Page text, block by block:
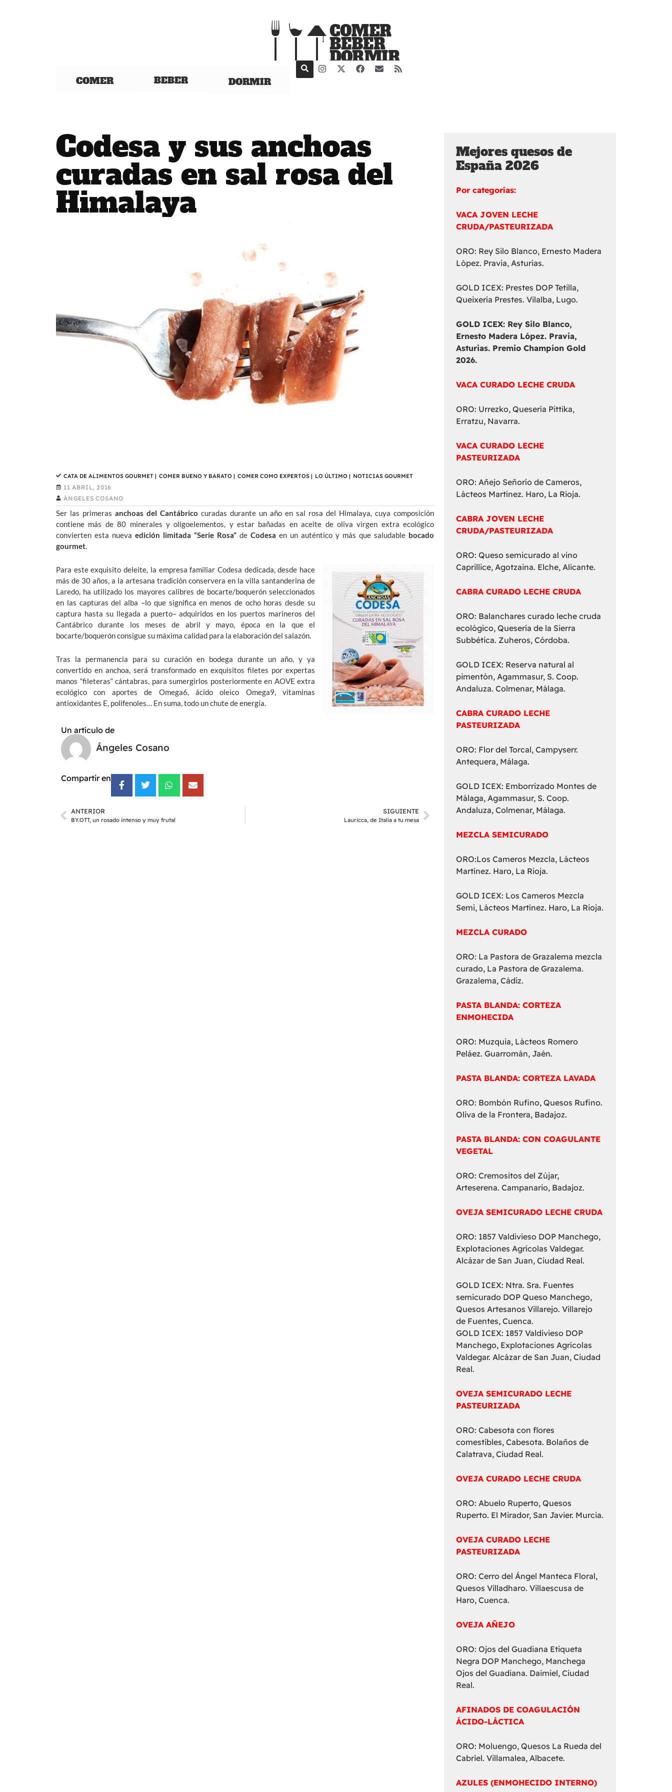
COMER BEBER DORMIR
Codesa y sus anchoas
curadas en sal rosa del
Himalaya
CATA DE ALIMENTOS GOURMET | COMER BUENO Y BARATO | COMER COMO EXPERTOS | LO ÚLTIMO | NOTICIAS GOURMET
11 ABRIL, 2016
ÁNGELES COSANO
Ser las primerasanchoas del Cantábrico curadas durante un año en sal rosa del Himalaya, cuya composición
contiene más de 80 minerales y oligoelementos, y estar bañadas en aceite de oliva virgen extra ecológico
convierten esta nuevaedición limitada “Serie Rosa” deCodesa en un auténtico y más que saludable bocado
gourmet.
Para este exquisito deleite, la empresa familiar Codesa dedicada, desde hace
más de 30 años, a la artesana tradición conservera en la villa santanderina de
Laredo, ha utilizado los mayores calibres de bocarte/boquerón seleccionados
en las capturas del alba­ –lo que significa en menos de ocho horas desde su
captura hasta su llegada a puerto– adquiridos en los puertos marineros del
Cantábrico durante los meses de abril y mayo, época en la que el
bocarte/boquerón consigue su máxima calidad para la elaboración del salazón.
Tras la permanencia para su curación en bodega durante un año, y ya
convertido en anchoa, será transformado en exquisitos filetes por expertas
manos “fileteras“ cántabras, para sumergirlos posteriormente en AOVE extra
ecológico con aportes de Omega6, ácido oleico Omega9, vitaminas
antioxidantes E, polifenoles… En suma, todo un chute de energía.
Un artículo de
Ángeles Cosano
Compartir en
ANTERIOR
BY.OTT, un rosado intenso y muy frutal
SIGUIENTE
Lauricca, de Italia a tu mesa
Mejores quesos de
España 2026
Por categorías:
VACA JOVEN LECHE
CRUDA/PASTEURIZADA
ORO: Rey Silo Blanco, Ernesto Madera
López. Pravia, Asturias.
GOLD ICEX: Prestes DOP Tetilla,
Queixería Prestes. Vilalba, Lugo.
GOLD ICEX: Rey Silo Blanco,
Ernesto Madera López. Pravia,
Asturias. Premio Champion Gold
2026.
VACA CURADO LECHE CRUDA
ORO: Urrezko, Quesería Pittika,
Erratzu, Navarra.
VACA CURADO LECHE
PASTEURIZADA
ORO: Añejo Señorío de Cameros,
Lácteos Martínez. Haro, La Rioja.
CABRA JOVEN LECHE
CRUDA/PASTEURIZADA
ORO: Queso semicurado al vino
Caprillice, Agotzaina. Elche, Alicante.
CABRA CURADO LECHE CRUDA
ORO: Balanchares curado leche cruda
ecológico, Quesería de la Sierra
Subbética. Zuheros, Córdoba.
GOLD ICEX: Reserva natural al
pimentón, Agammasur, S. Coop.
Andaluza. Colmenar, Málaga.
CABRA CURADO LECHE
PASTEURIZADA
ORO: Flor del Torcal, Campyserr.
Antequera, Málaga.
GOLD ICEX: Emborrizado Montes de
Málaga, Agammasur, S. Coop.
Andaluza, Colmenar, Málaga.
MEZCLA SEMICURADO
ORO:Los Cameros Mezcla, Lácteos
Martínez. Haro, La Rioja.
GOLD ICEX: Los Cameros Mezcla
Semi, Lácteos Martínez. Haro, La Rioja.
MEZCLA CURADO
ORO: La Pastora de Grazalema mezcla
curado, La Pastora de Grazalema.
Grazalema, Cádiz.
PASTA BLANDA: CORTEZA
ENMOHECIDA
ORO: Muzquia, Lácteos Romero
Peláez. Guarromán, Jaén.
PASTA BLANDA: CORTEZA LAVADA
ORO: Bombón Rufino, Quesos Rufino.
Oliva de la Frontera, Badajoz.
PASTA BLANDA: CON COAGULANTE
VEGETAL
ORO: Cremositos del Zújar,
Arteserena. Campanario, Badajoz.
OVEJA SEMICURADO LECHE CRUDA
ORO: 1857 Valdivieso DOP Manchego,
Explotaciones Agrícolas Valdegar.
Alcázar de San Juan, Ciudad Real.
GOLD ICEX: Ntra. Sra. Fuentes
semicurado DOP Queso Manchego,
Quesos Artesanos Villarejo. Villarejo
de Fuentes, Cuenca.
GOLD ICEX: 1857 Valdivieso DOP
Manchego, Explotaciones Agrícolas
Valdegar. Alcázar de San Juan, Ciudad
Real.
OVEJA SEMICURADO LECHE
PASTEURIZADA
ORO: Cabesota con flores
comestibles, Cabesota. Bolaños de
Calatrava, Ciudad Real.
OVEJA CURADO LECHE CRUDA
ORO: Abuelo Ruperto, Quesos
Ruperto. El Mirador, San Javier. Murcia.
OVEJA CURADO LECHE
PASTEURIZADA
ORO: Cerro del Ángel Manteca Floral,
Quesos Villadharo. Villaescusa de
Haro, Cuenca.
OVEJA AÑEJO
ORO: Ojos del Guadiana Etiqueta
Negra DOP Manchego, Manchega
Ojos del Guadiana. Daimiel, Ciudad
Real.
AFINADOS DE COAGULACIÓN
ÁCIDO-LÁCTICA
ORO: Moluengo, Quesos La Rueda del
Cabriel. Villamalea, Albacete.
AZULES (ENMOHECIDO INTERNO)